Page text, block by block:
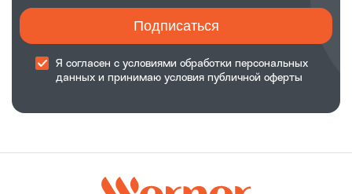
Подписаться
Я согласен с условиями обработки персональных
данных и принимаю условия публичной оферты